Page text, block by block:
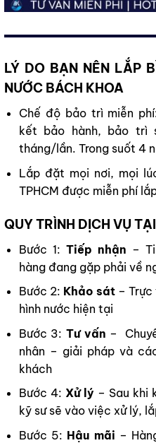
LÝ DO BẠN NÊN LẮP
NƯỚC BÁCH KHOA
Chế độ bảo trì miễn
kết bảo hành, bảo trì
tháng/lần. Trong suốt 4
Lắp đặt mọi nơi, mọi
TPHCM được miễn phí
QUY TRÌNH DỊCH VỤ
Bước 1: Tiếp nhận –
hàng đang gặp phải về
Bước 2: Khảo sát– Trực
hình nước hiện tại
Bước 3: Tư vấn –
nhân – giải pháp và
khách
Bước 4: Xử lý – Sau khi
kỹ sư sẽ vào việc xử lý,
Bước 5: Hậu mãi –